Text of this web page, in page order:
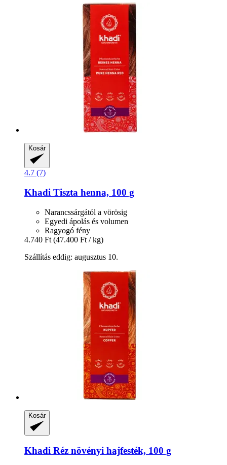
Kosár
4.7 (7)
Khadi Tiszta henna, 100 g
Narancssárgától a vörösig
Egyedi ápolás és volumen
Ragyogó fény
4.740 Ft (47.400 Ft / kg)
Szállítás eddig: augusztus 10.
Kosár
Khadi Réz növényi hajfesték, 100 g